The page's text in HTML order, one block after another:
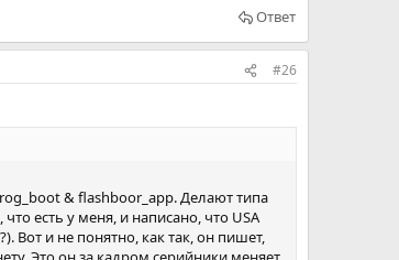
Ответ
#26
& flashboor_app. Делают типа
есть у меня, и написано, что USA
Вот и не понятно, как так, он пишет,